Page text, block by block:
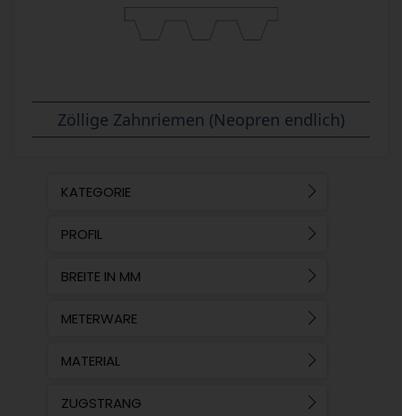
Zöllige Zahnriemen (Neopren endlich)
KATEGORIE
PROFIL
BREITE IN MM
METERWARE
MATERIAL
ZUGSTRANG